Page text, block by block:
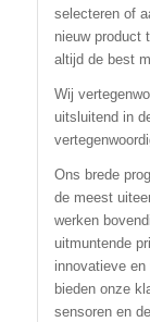
selecteren of
nieuw product
altijd de best
Wij
uitsluitend in
Ons brede
de meest
werken
uitmuntende
innovatieve
bieden onze
sensoren en